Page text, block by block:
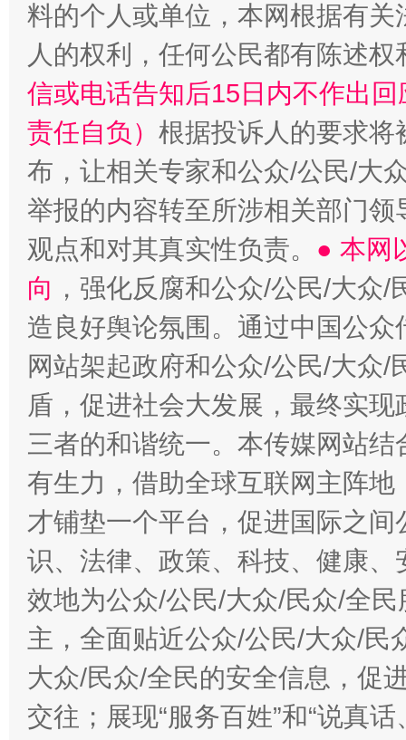
料的个人或单位，本网根据有
人的权利，任何公民都有陈述
信或电话告知后15日内不作出
责任自负） 根据投诉人的要求将
布，让相关专家和公众/公民/大
举报的内容转至所涉相关部门
观点和对其真实性负责。 ● 本网
向 ，强化反腐和公众/公民/大众
造良好舆论氛围。通过中国公
网站架起政府和公众/公民/大众
盾，促进社会大发展，最终实
三者的和谐统一。本传媒网站
有生力，借助全球互联网主阵
才铺垫一个平台，促进国际之
识、法律、政策、科技、健康
效地为公众/公民/大众/民众/全
主，全面贴近公众/公民/大众/民
大众/民众/全民的安全信息，促
交往；展现“服务百姓”和“说真